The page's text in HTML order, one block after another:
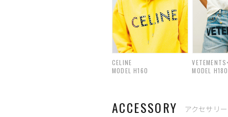
CELINE
MODEL H160
MODEL H180
ACCESSORY アクセサリー